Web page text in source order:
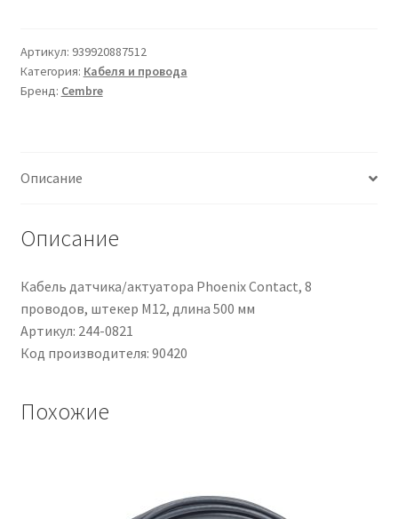
etichette
per
cavo
Артикул: 939920887512
Категория: Кабеля и провода
Бренд: Cembre
Описание
Описание
Кабель датчика/актуатора Phoenix Contact, 8
проводов, штекер M12, длина 500 мм
Артикул: 244-0821
Код производителя: 90420
Похожие